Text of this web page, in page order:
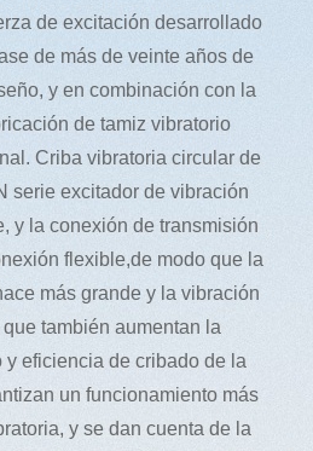
de excitación desarrollado
de más de veinte años de
y en combinación con la
de tamiz vibratorio
Criba vibratoria circular de
serie excitador de vibración
y la conexión de transmisión
flexible,de modo que la
más grande y la vibración
también aumentan la
eficiencia de cribado de la
un funcionamiento más
y se dan cuenta de la